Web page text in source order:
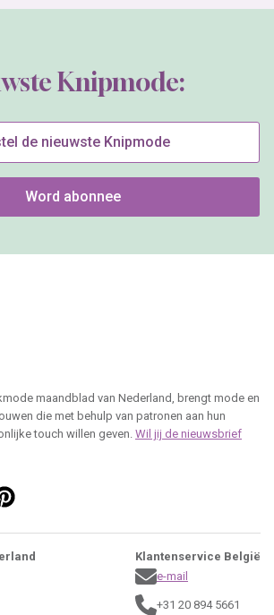
Knipmode:
de nieuwste Knipmode
Word abonnee
maandblad van Nederland, brengt mode en
die met behulp van patronen aan hun
touch willen geven. Wil jij de nieuwsbrief
Klantenservice België
e-mail
+31 20 894 5661